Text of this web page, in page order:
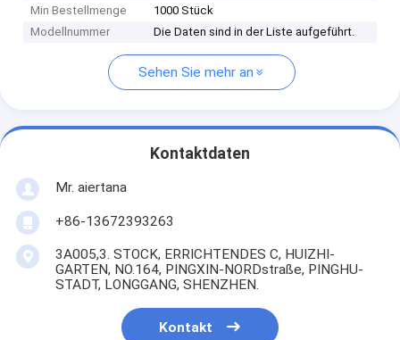
Min Bestellmenge
1000 Stück
Modellnummer
Die Daten sind in der Liste aufgeführt.
Sehen Sie mehr an
Kontaktdaten
Mr. aiertana
+86-13672393263
3A005,3. STOCK, ERRICHTENDES C, HUIZHI-
GARTEN, NO.164, PINGXIN-NORDstraße, PINGHU-
STADT, LONGGANG, SHENZHEN.
Kontakt